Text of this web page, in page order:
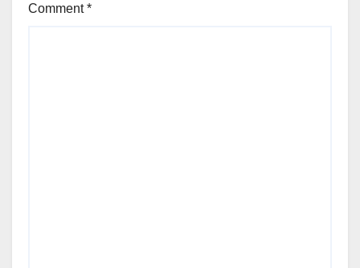
Comment*